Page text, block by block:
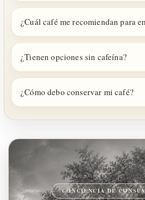
¿Cuál café me recomiendan para
¿Tienen opciones sin cafeína?
¿Cómo debo conservar mi café?
CONCIENCIA DE